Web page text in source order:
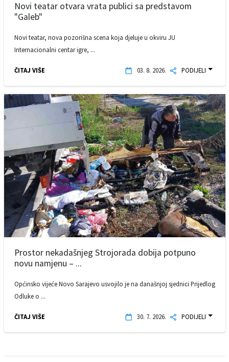
Novi teatar otvara vrata publici sa predstavom
"Galeb"
Novi teatar, nova pozorišna scena koja djeluje u okviru JU
Internacionalni centar igre, ...
ČITAJ VIŠE 03. 8. 2026. PODIJELI
Prostor nekadašnjeg Strojorada dobija potpuno
novu namjenu – ...
Općinsko vijeće Novo Sarajevo usvojilo je na današnjoj sjednici Prijedlog
Odluke o ...
ČITAJ VIŠE 30. 7. 2026. PODIJELI